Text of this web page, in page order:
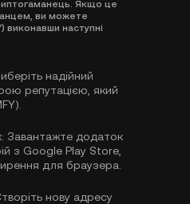
Якщо це
ви можете
наступні
надійний
репутацією, який
Завантажте додаток
з Google Play Store,
для браузера.
нову адресу